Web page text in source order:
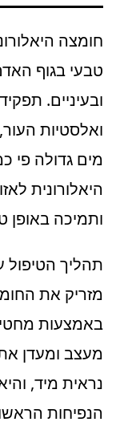
חומצה
טבעי בגוף
ובעיניים.
ואלסטיות
מים גדולה פי
היאלורונית
ותמיכה באופן
תהליך
מזריק את
באמצעות
מעצב ומעדן
נראית מיד,
הנפיחות